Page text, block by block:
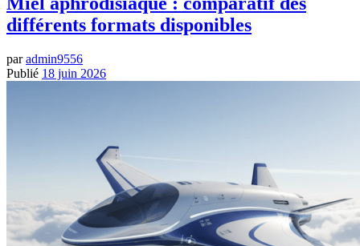
différents formats disponibles
paradmin9556
Publié 18 juin 2026